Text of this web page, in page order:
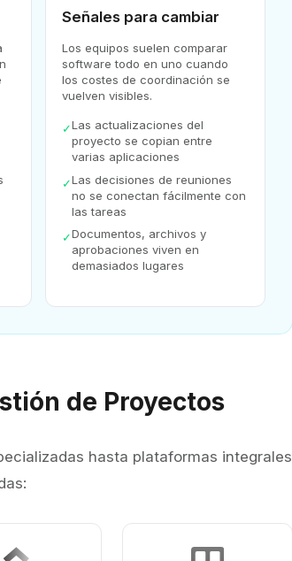
Señales para cambiar
Los equipos suelen comparar
software todo en uno cuando
los costes de coordinación se
vuelven visibles.
✓Las actualizaciones del
proyecto se copian entre
varias aplicaciones
✓Las decisiones de reuniones
no se conectan fácilmente con
las tareas
✓Documentos, archivos y
aprobaciones viven en
demasiados lugares
de Proyectos
hasta plataformas integrales